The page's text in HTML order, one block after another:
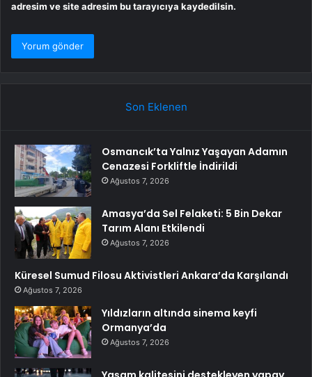
adresim ve site adresim bu tarayıcıya kaydedilsin.
Son Eklenen
Osmancık’ta Yalnız Yaşayan Adamın
Cenazesi Forkliftle İndirildi
Ağustos 7, 2026
Amasya’da Sel Felaketi: 5 Bin Dekar
Tarım Alanı Etkilendi
Ağustos 7, 2026
Küresel Sumud Filosu Aktivistleri Ankara’da Karşılandı
Ağustos 7, 2026
Yıldızların altında sinema keyfi
Ormanya’da
Ağustos 7, 2026